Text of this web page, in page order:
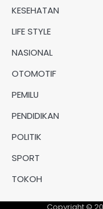
KESEHATAN
LIFE STYLE
NASIONAL
OTOMOTIF
PEMILU
PENDIDIKAN
POLITIK
SPORT
TOKOH